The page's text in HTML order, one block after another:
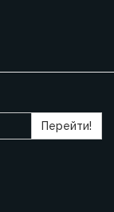
изменить ваш
такой
Перейти!